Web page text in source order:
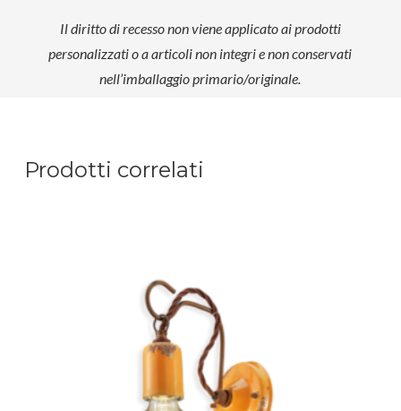
Il diritto di recesso non viene applicato ai prodotti
personalizzati o a articoli non integri e non conservati
nell’imballaggio primario/originale.
Prodotti correlati